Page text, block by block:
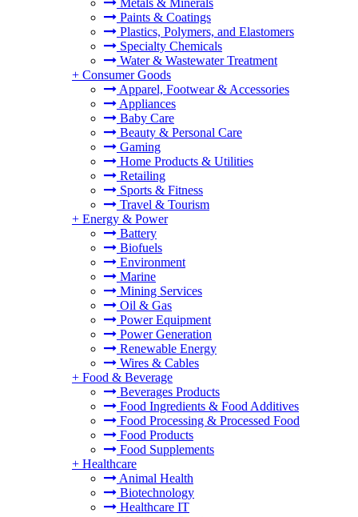
Metals & Minerals
Paints & Coatings
Plastics, Polymers, and Elastomers
Specialty Chemicals
Water & Wastewater Treatment
+ Consumer Goods
Apparel, Footwear & Accessories
Appliances
Baby Care
Beauty & Personal Care
Gaming
Home Products & Utilities
Retailing
Sports & Fitness
Travel & Tourism
+ Energy & Power
Battery
Biofuels
Environment
Marine
Mining Services
Oil & Gas
Power Equipment
Power Generation
Renewable Energy
Wires & Cables
+ Food & Beverage
Beverages Products
Food Ingredients & Food Additives
Food Processing & Processed Food
Food Products
Food Supplements
+ Healthcare
Animal Health
Biotechnology
Healthcare IT